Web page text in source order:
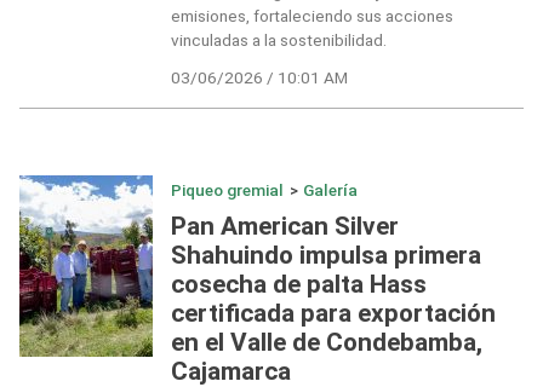
emisiones, fortaleciendo sus acciones
vinculadas a la sostenibilidad.
03/06/2026 / 10:01 AM
Piqueo gremial > Galería
Pan American Silver
Shahuindo impulsa primera
cosecha de palta Hass
certificada para exportación
en el Valle de Condebamba,
Cajamarca